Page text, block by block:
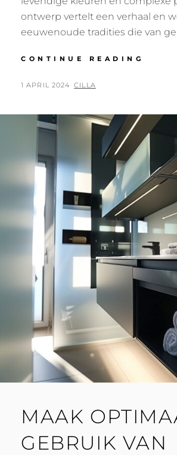
ontwerp vertelt een verhaal en
eeuwenoude tradities die van
CONTINUE READING
POSTED
1 APRIL 2024 BY
CILLA
MAAK
GEBRUIK VAN